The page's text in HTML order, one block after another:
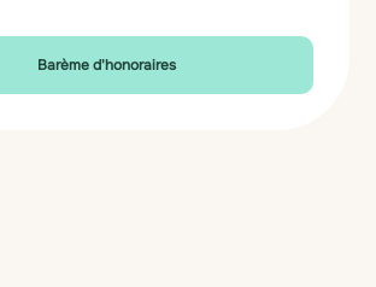
Barème d'honoraires